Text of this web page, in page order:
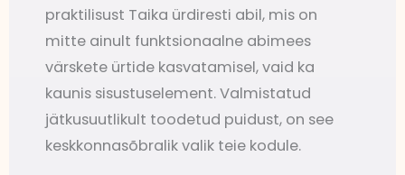
praktilisust Taika ürdiresti abil, mis on
mitte ainult funktsionaalne abimees
värskete ürtide kasvatamisel, vaid ka
kaunis sisustuselement. Valmistatud
jätkusuutlikult toodetud puidust, on see
keskkonnasõbralik valik teie kodule.